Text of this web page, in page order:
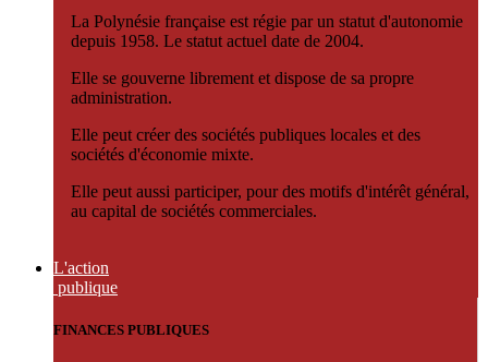
La Polynésie française est régie par un statut d'autonomie
depuis 1958. Le statut actuel date de 2004.
Elle se gouverne librement et dispose de sa propre
administration.
Elle peut créer des sociétés publiques locales et des
sociétés d'économie mixte.
Elle peut aussi participer, pour des motifs d'intérêt général,
au capital de sociétés commerciales.
L'action
publique
FINANCES PUBLIQUES